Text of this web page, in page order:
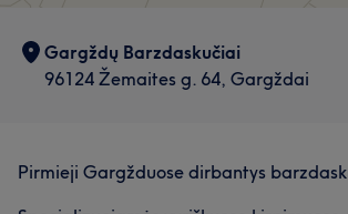
Gargždų Barzdaskučiai
96124 Žemaites g. 64, Gargždai
Pirmieji Gargžduose dirbantys